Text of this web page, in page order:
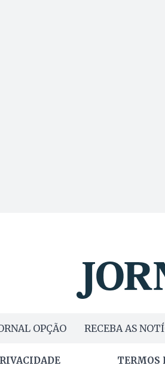
OPÇÃO RECEBA AS
TERMOS